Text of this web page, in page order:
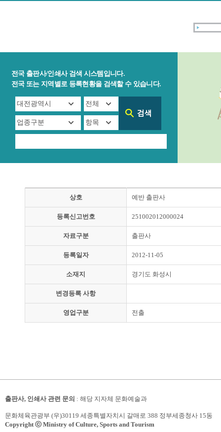
전국 출판사/인쇄사 검색 시스템입니다.
전국 또는 지역별로 등록현황을 검색할 수 있습니다.
상호 예반 출판사
등록신고번호 251002012000024
자료구분 출판사
등록일자 2012-11-05
소재지 경기도 화성시
변경등록 사항
영업구분 전출
출판사, 인쇄사 관련 문의 : 해당 지자체 문화예술과
문화체육관광부 (우)30119 세종특별자치시 갈매로 388 정부세종청사 15동
Copyright ⓒ Ministry of Culture, Sports and Tourism